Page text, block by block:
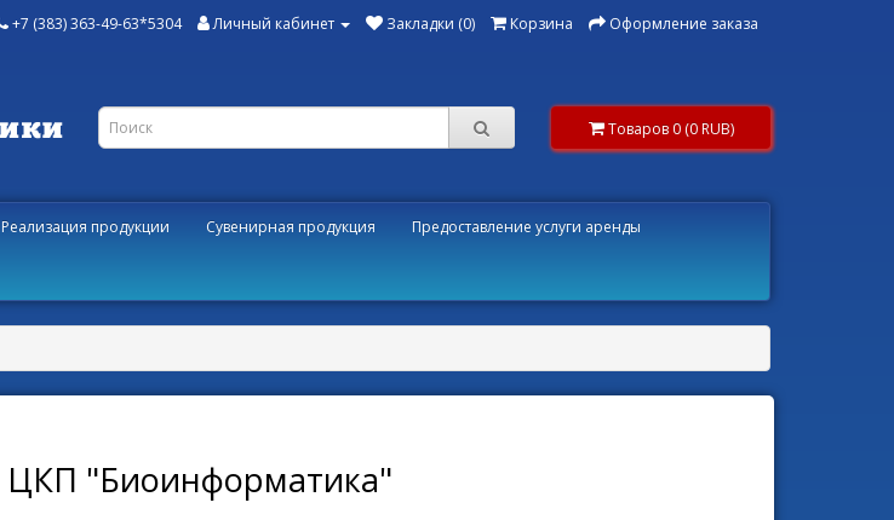
+7 (383) 363-49-63*5304 Личный кабинет Закладки (0) Корзина Оформление заказа
Товаров 0 (0 RUB)
Реализация продукции Сувенирная продукция Предоставление услуги аренды
ЦКП "Биоинформатика"